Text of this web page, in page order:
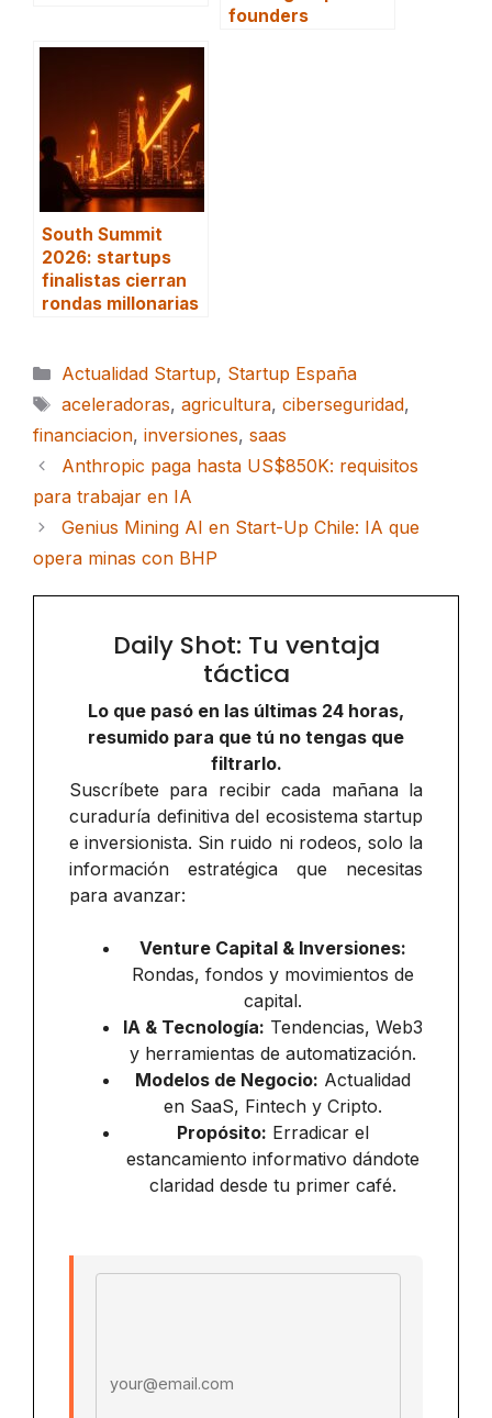
founders
South Summit
2026: startups
finalistas cierran
rondas millonarias
Categorías
Actualidad Startup, Startup España
Etiquetas
aceleradoras, agricultura, ciberseguridad,
financiacion, inversiones, saas
Anthropic paga hasta US$850K: requisitos
para trabajar en IA
Genius Mining AI en Start-Up Chile: IA que
opera minas con BHP
Daily Shot: Tu ventaja
táctica
Lo que pasó en las últimas 24 horas,
resumido para que tú no tengas que
filtrarlo.
Suscríbete para recibir cada mañana la
curaduría definitiva del ecosistema startup
e inversionista. Sin ruido ni rodeos, solo la
información estratégica que necesitas
para avanzar:
Venture Capital & Inversiones:
Rondas, fondos y movimientos de
capital.
IA & Tecnología: Tendencias, Web3
y herramientas de automatización.
Modelos de Negocio: Actualidad
en SaaS, Fintech y Cripto.
Propósito: Erradicar el
estancamiento informativo dándote
claridad desde tu primer café.